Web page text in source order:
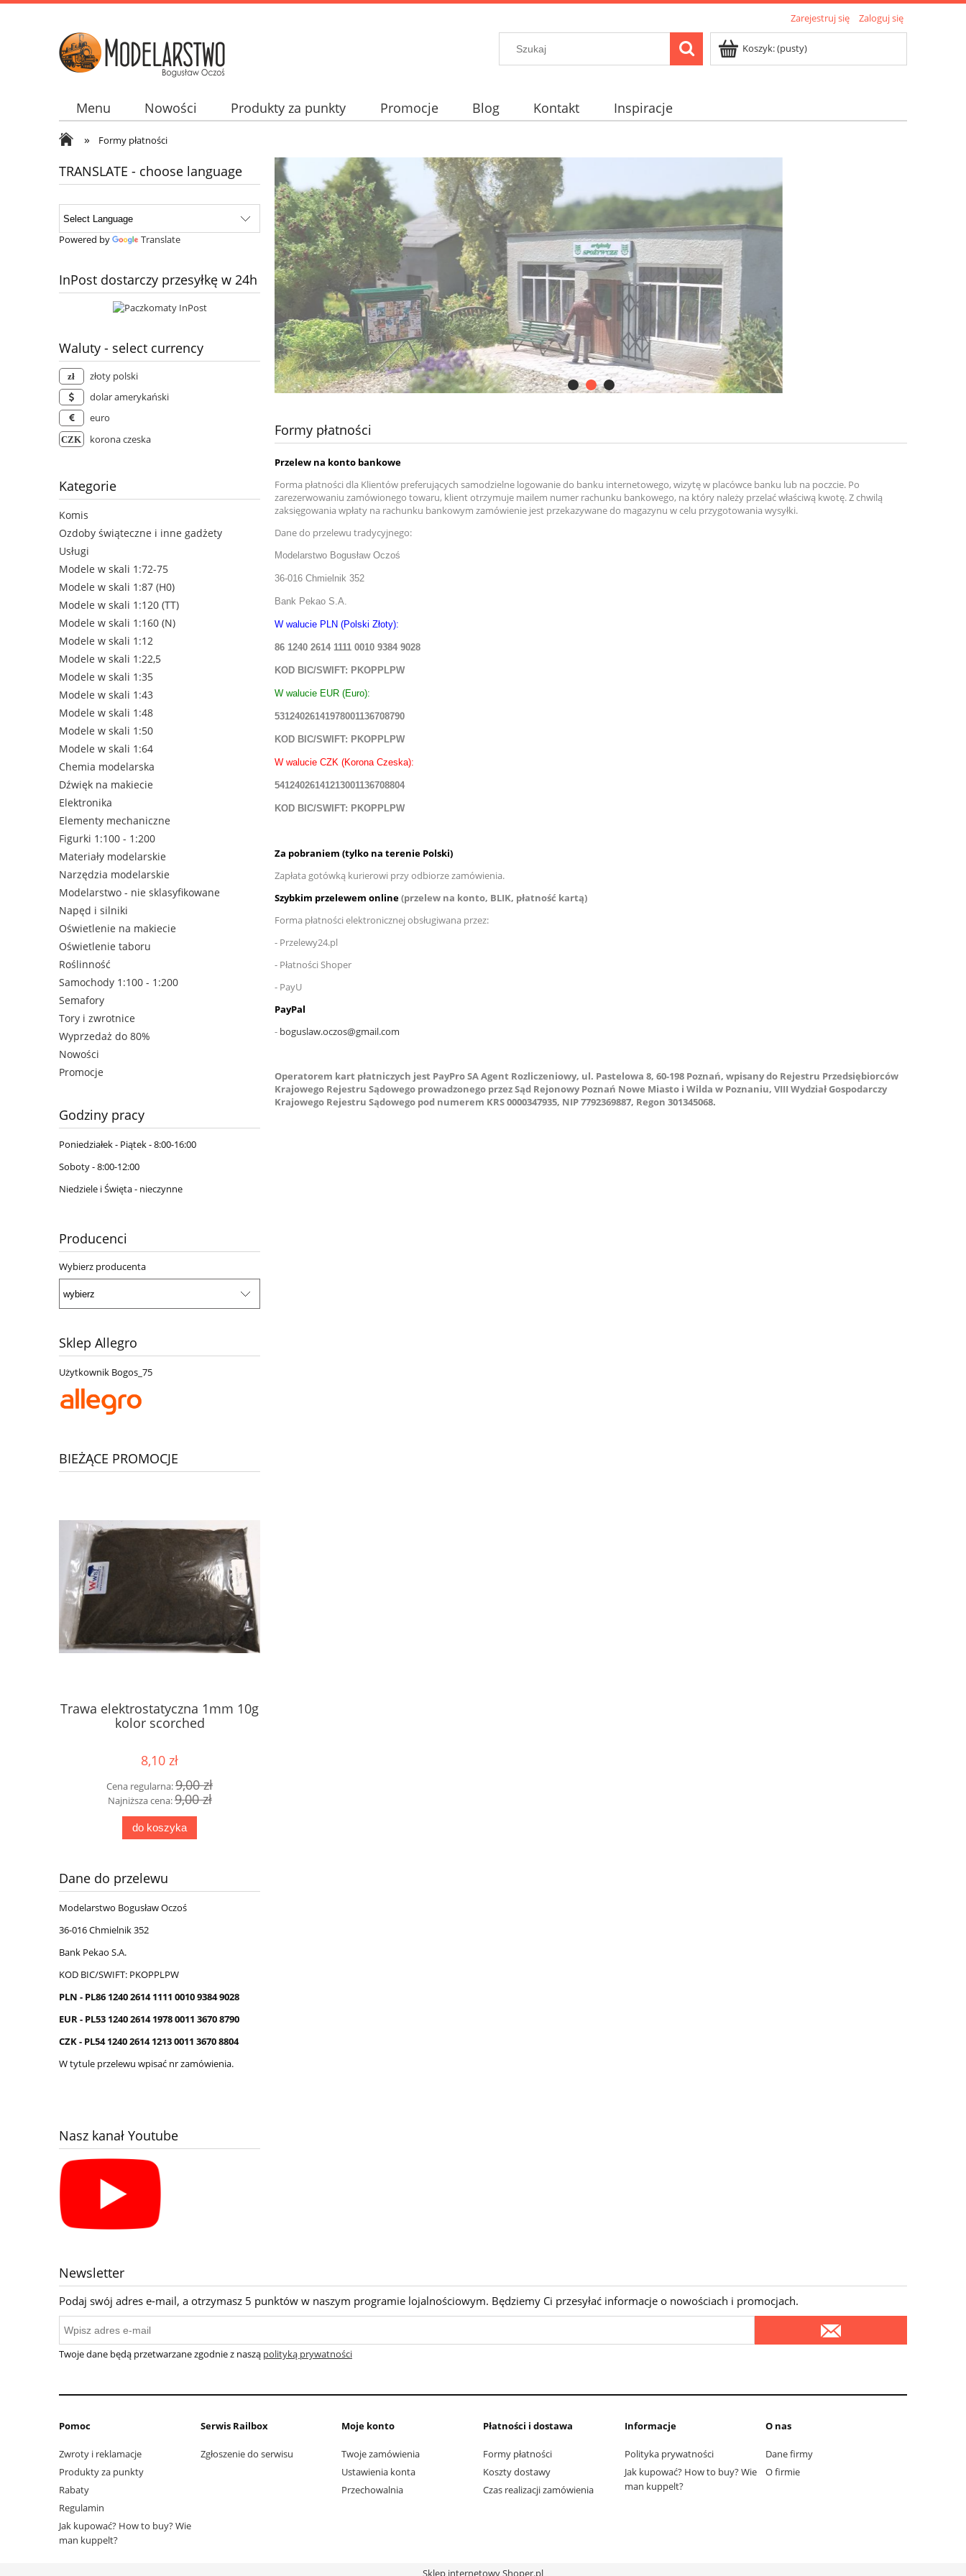
Zarejestruj się Zaloguj się
Koszyk:(pusty)
Menu Nowości Produkty za punkty Promocje Blog Kontakt
Inspiracje
Jak kupować? How to buy? Wie man kuppelt?
» Formy płatności
TRANSLATE - choose language
Powered by Translate
InPost dostarczy przesyłkę w 24h
Waluty - select currency
złoty polski
dolar amerykański
euro
korona czeska
Kategorie
Komis
Ozdoby świąteczne i inne gadżety
Usługi
Modele w skali 1:72-75
Modele w skali 1:87 (H0)
Modele w skali 1:120 (TT)
Modele w skali 1:160 (N)
Modele w skali 1:12
Modele w skali 1:22,5
Modele w skali 1:35
Modele w skali 1:43
Modele w skali 1:48
Modele w skali 1:50
Modele w skali 1:64
Chemia modelarska
Dźwięk na makiecie
Elektronika
Elementy mechaniczne
Figurki 1:100 - 1:200
Materiały modelarskie
Narzędzia modelarskie
Modelarstwo - nie sklasyfikowane
Napęd i silniki
Oświetlenie na makiecie
Oświetlenie taboru
Roślinność
Samochody 1:100 - 1:200
Semafory
Tory i zwrotnice
Wyprzedaż do 80%
Nowości
Promocje
Godziny pracy
Poniedziałek - Piątek - 8:00-16:00
Soboty - 8:00-12:00
Niedziele i Święta - nieczynne
Producenci
Wybierz producenta
Sklep Allegro
Użytkownik Bogos_75
BIEŻĄCE PROMOCJE
Trawa elektrostatyczna 1mm 10g
kolor scorched
8,10 zł
Cena regularna:9,00 zł
Najniższa cena:9,00 zł
do koszyka
Dane do przelewu
Modelarstwo Bogusław Oczoś
36-016 Chmielnik 352
Bank Pekao S.A.
KOD BIC/SWIFT: PKOPPLPW
PLN - PL86 1240 2614 1111 0010 9384 9028
EUR - PL53 1240 2614 1978 0011 3670 8790
CZK - PL54 1240 2614 1213 0011 3670 8804
W tytule przelewu wpisać nr zamówienia.
Nasz kanał Youtube
Formy płatności
Przelew na konto bankowe
Forma płatności dla Klientów preferujących samodzielne logowanie do banku internetowego, wizytę w placówce banku lub na poczcie. Po
zarezerwowaniu zamówionego towaru, klient otrzymuje mailem numer rachunku bankowego, na który należy przelać właściwą kwotę. Z chwilą
zaksięgowania wpłaty na rachunku bankowym zamówienie jest przekazywane do magazynu w celu przygotowania wysyłki.
Dane do przelewu tradycyjnego:
Modelarstwo Bogusław Oczoś
36-016 Chmielnik 352
Bank Pekao S.A.
W walucie PLN (Polski Złoty):
86 1240 2614 1111 0010 9384 9028
KOD BIC/SWIFT: PKOPPLPW
W walucie EUR (Euro):
53124026141978001136708790
KOD BIC/SWIFT: PKOPPLPW
W walucie CZK (Korona Czeska):
54124026141213001136708804
KOD BIC/SWIFT: PKOPPLPW
Za pobraniem (tylko na terenie Polski)
Zapłata gotówką kurierowi przy odbiorze zamówienia.
Szybkim przelewem online(przelew na konto, BLIK, płatność kartą)
Forma płatności elektronicznej obsługiwana przez:
- Przelewy24.pl
- Płatności Shoper
- PayU
PayPal
- boguslaw.oczos@gmail.com
Operatorem kart płatniczych jest PayPro SA Agent Rozliczeniowy, ul. Pastelowa 8, 60-198 Poznań, wpisany do Rejestru Przedsiębiorców
Krajowego Rejestru Sądowego prowadzonego przez Sąd Rejonowy Poznań Nowe Miasto i Wilda w Poznaniu, VIII Wydział Gospodarczy
Krajowego Rejestru Sądowego pod numerem KRS 0000347935, NIP 7792369887, Regon 301345068.
Newsletter
Podaj swój adres e-mail, a otrzymasz 5 punktów w naszym programie lojalnościowym. Będziemy Ci przesyłać informacje o nowościach i promocjach.
Twoje dane będą przetwarzane zgodnie z naszą polityką prywatności
Pomoc
Zwroty i reklamacje
Produkty za punkty
Rabaty
Regulamin
Jak kupować? How to buy? Wie
man kuppelt?
Serwis Railbox
Zgłoszenie do serwisu
Moje konto
Twoje zamówienia
Ustawienia konta
Przechowalnia
Płatności i dostawa
Formy płatności
Koszty dostawy
Czas realizacji zamówienia
Informacje
Polityka prywatności
Jak kupować? How to buy? Wie
man kuppelt?
O nas
Dane firmy
O firmie
Sklep internetowy Shoper.pl